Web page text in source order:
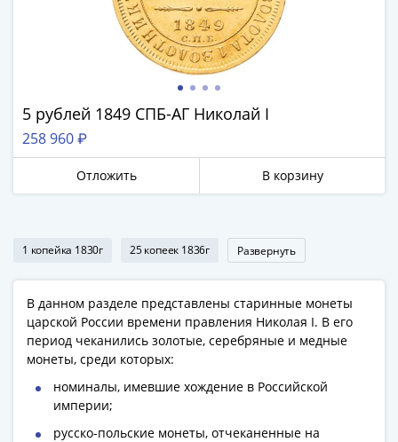
5 рублей 1849 СПБ-АГ Николай I
258 960 ₽
Отложить В корзину
1 копейка 1830г 25 копеек 1836г Развернуть
В данном разделе представлены старинные монеты
царской России времени правления Николая I. В его
период чеканились золотые, серебряные и медные
монеты, среди которых:
номиналы, имевшие хождение в Российской
империи;
русско-польские монеты, отчеканенные на